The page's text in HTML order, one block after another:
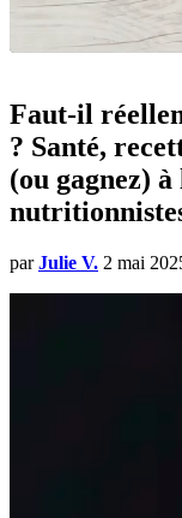
Faut-il
? Santé,
(ou gagnez)
par Julie V. 2 mai